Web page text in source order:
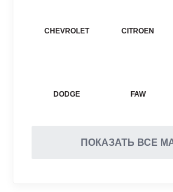
CHEVROLET CITROEN
DODGE FAW
ПОКАЗАТЬ ВСЕ